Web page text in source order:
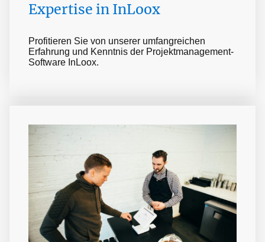
Expertise in InLoox
Profitieren Sie von unserer umfangreichen
Erfahrung und Kenntnis der Projektmanagement-
Software InLoox.